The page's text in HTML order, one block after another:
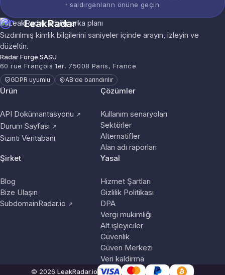
· saldırganların önüne geçin
LeakRadar
Sızdırılmış kimlik bilgilerini saniyeler içinde arayın, izleyin ve
düzeltin.
Radar Forge SASU
60 rue François 1er, 75008 Paris, France
GDPR uyumlu AB'de barındırılır
Ürün
API Dokümantasyonu ↗
Durum Sayfası ↗
Sızıntı Veritabanı
Çözümler
Kullanım senaryoları
Sektörler
Alternatifler
Alan adı raporları
Şirket
Blog
Bize Ulaşın
SubdomainRadar.io ↗
Yasal
Hizmet Şartları
Gizlilik Politikası
DPA
Vergi mukimliği
Alt işleyiciler
Güvenlik
Güven Merkezi
Veri kaldirma
© 2026 LeakRadar.io